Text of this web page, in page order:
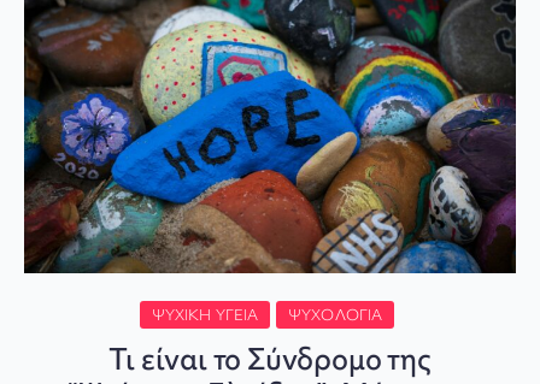
ΨΥΧΙΚΉ ΥΓΕΊΑ ΨΥΧΟΛΟΓΊΑ
Τι είναι το Σύνδρομο της